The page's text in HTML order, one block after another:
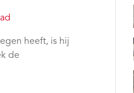
heeft, is hij
de